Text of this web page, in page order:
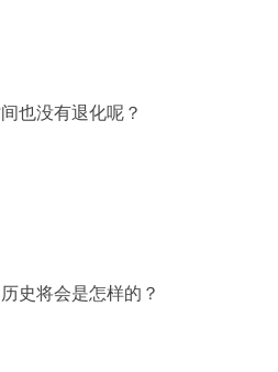
也没有退化呢？
史将会是怎样的？